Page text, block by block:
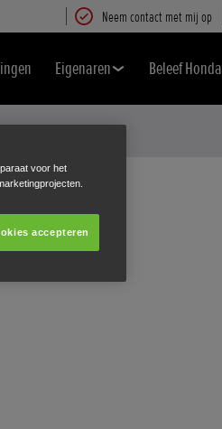
Neem contact met mij op
Eigenaren Beleef Honda
voor het
accepteren